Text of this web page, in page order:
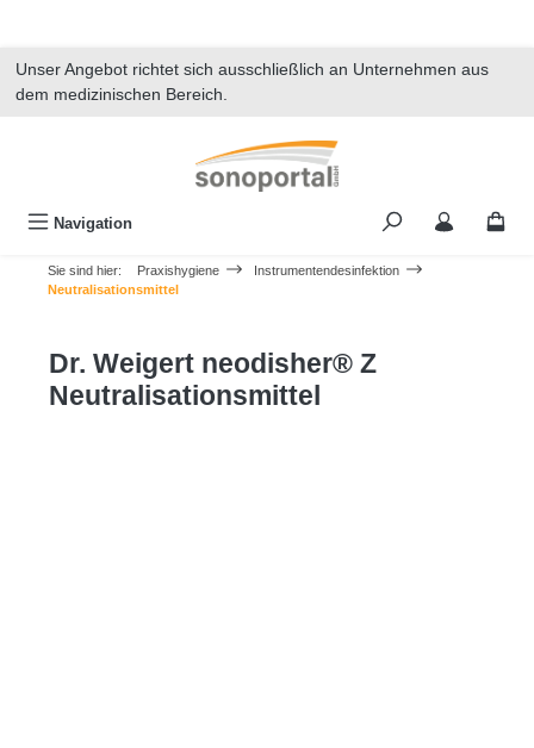
Unser Angebot richtet sich ausschließlich an Unternehmen aus
dem medizinischen Bereich.
Navigation
Sie sind hier: Praxishygiene
Instrumentendesinfektion
Neutralisationsmittel
Dr. Weigert neodisher® Z
Neutralisationsmittel